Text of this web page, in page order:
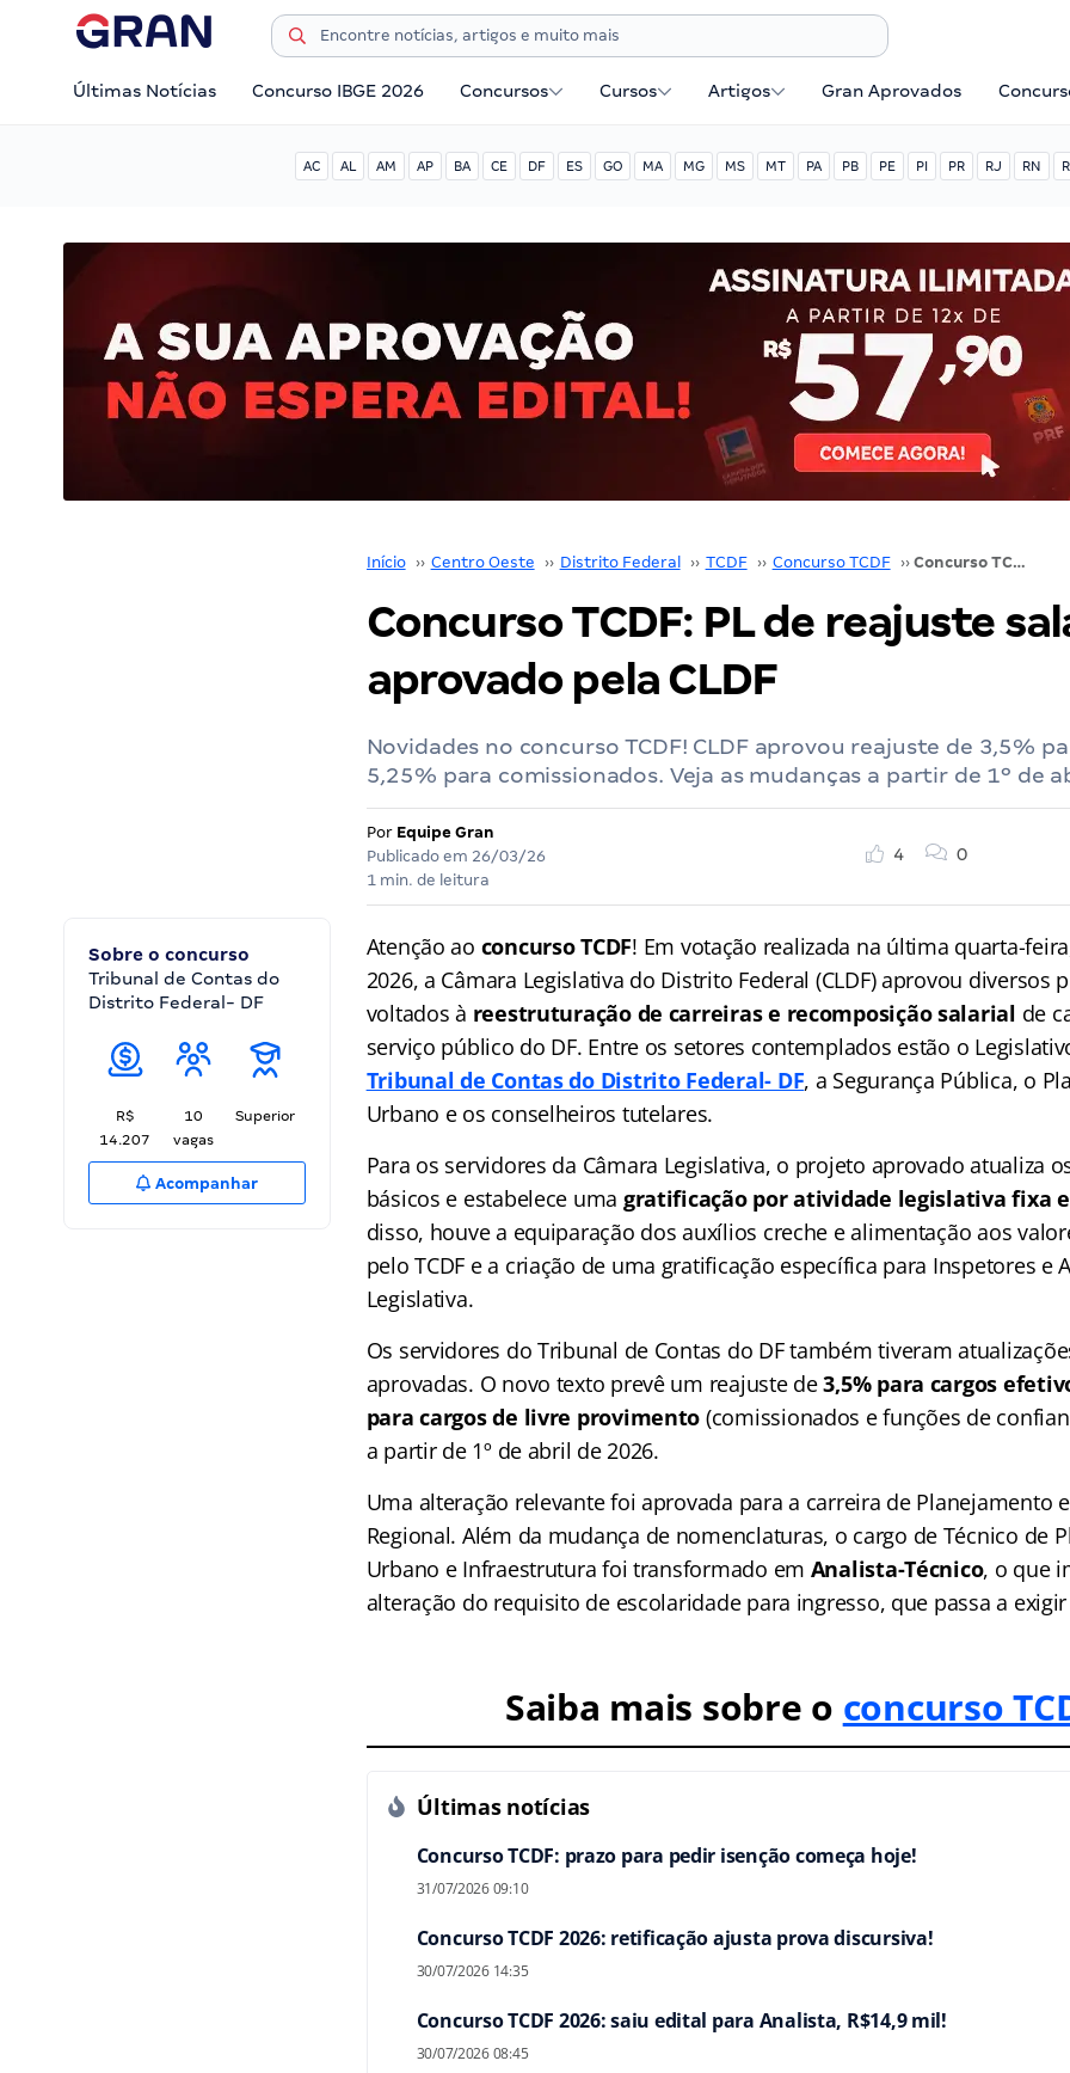
Últimas Notícias Concurso IBGE 2026 Concursos Cursos Artigos Gran Aprovados
AC AL AM AP BA CE DF ES GO MA MG MS MT PA PB PE PI PR RJ RN
Início ›› Centro Oeste ›› Distrito Federal ›› TCDF ›› Concurso TCDF ›› Concurso TCDF: PL de reajuste salarial é aprovado pela CLDF
Concurso TCDF: PL de reajuste
aprovado pela CLDF
Novidades no concurso TCDF! CLDF aprovou reajuste de 3,5%
5,25% para comissionados. Veja as mudanças a partir de 1º de
Por Equipe Gran
Publicado em 26/03/26
1 min. de leitura
4 0
Sobre o concurso
Tribunal de Contas do
Distrito Federal- DF
R$
14.207
10
vagas
Superior
Acompanhar
Atenção ao concurso TCDF! Em votação realizada na última quarta-
2026, a Câmara Legislativa do Distrito Federal (CLDF) aprovou diversos
voltados à reestruturação de carreiras e recomposição salarial de
serviço público do DF. Entre os setores contemplados estão o
Tribunal de Contas do Distrito Federal- DF, a Segurança Pública, o
Urbano e os conselheiros tutelares.
Para os servidores da Câmara Legislativa, o projeto aprovado atualiza
básicos e estabelece uma gratificação por atividade legislativa fixa
disso, houve a equiparação dos auxílios creche e alimentação aos
pelo TCDF e a criação de uma gratificação específica para Inspetores e
Legislativa.
Os servidores do Tribunal de Contas do DF também tiveram
aprovadas. O novo texto prevê um reajuste de3,5% para cargos
para cargos de livre provimento (comissionados e funções de
a partir de 1º de abril de 2026.
Uma alteração relevante foi aprovada para a carreira de Planejamento
Regional. Além da mudança de nomenclaturas, o cargo de Técnico de
Urbano e Infraestrutura foi transformado em Analista-Técnico, o que
alteração do requisito de escolaridade para ingresso, que passa a
Saiba mais sobre o concurso
Últimas notícias
Concurso TCDF: prazo para pedir isenção começa hoje!
31/07/2026 09:10
Concurso TCDF 2026: retificação ajusta prova discursiva!
30/07/2026 14:35
Concurso TCDF 2026: saiu edital para Analista, R$14,9 mil!
30/07/2026 08:45